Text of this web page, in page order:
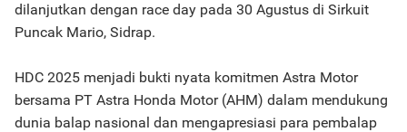
dilanjutkan dengan race day pada 30 Agustus di Sirkuit
Puncak Mario, Sidrap.
HDC 2025 menjadi bukti nyata komitmen Astra Motor
bersama PT Astra Honda Motor (AHM) dalam mendukung
dunia balap nasional dan mengapresiasi para pembalap